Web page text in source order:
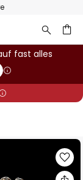
fast alles